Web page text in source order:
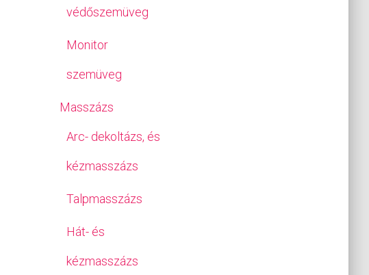
védőszemüveg
Monitor
szemüveg
Masszázs
Arc- dekoltázs, és
kézmasszázs
Talpmasszázs
Hát- és
kézmasszázs